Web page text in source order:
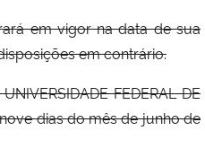
em vigor na data de sua
em contrário.
FEDERAL DE
dias do mês de junho de